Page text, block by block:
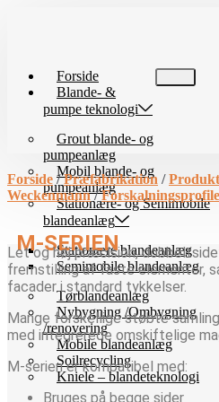
Forside
Blande- &
pumpe teknologi
Grout blande- og
pumpeanlæg
Mobil blande- og
pumpeanlæg
Stationære- og Semimobile
blandeanlæg
Stationære blandeanlæg
Semimobile blandeanlæg
Tørblandeanlæg
Nybygning /Ombygning
/renovering
Mobile blandeanlæg
Soilrecycling
Kniele – blandeteknologi
Forside /Præfabrikation /
Weckenmann/
M-SERIEN
Let og høj præcision,
fremstilling af faste elementer,
facader i standard tykkelser.
Mange forskellige støbte
med integrerede omskiftelige
M-serien er kompatibel med:
Bruges på begge sider